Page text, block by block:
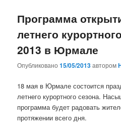
Программа
летнего
2013 в Юрмале
Опубликовано15/05/2013автором
18 мая в Юрмале состоится
летнего курортного сезона.
программа будет радовать
протяжении всего дня.